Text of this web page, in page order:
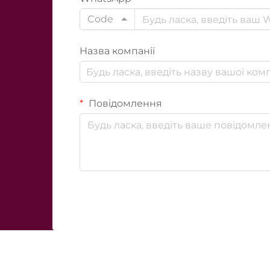
Code
Назва компанії
Повідомлення